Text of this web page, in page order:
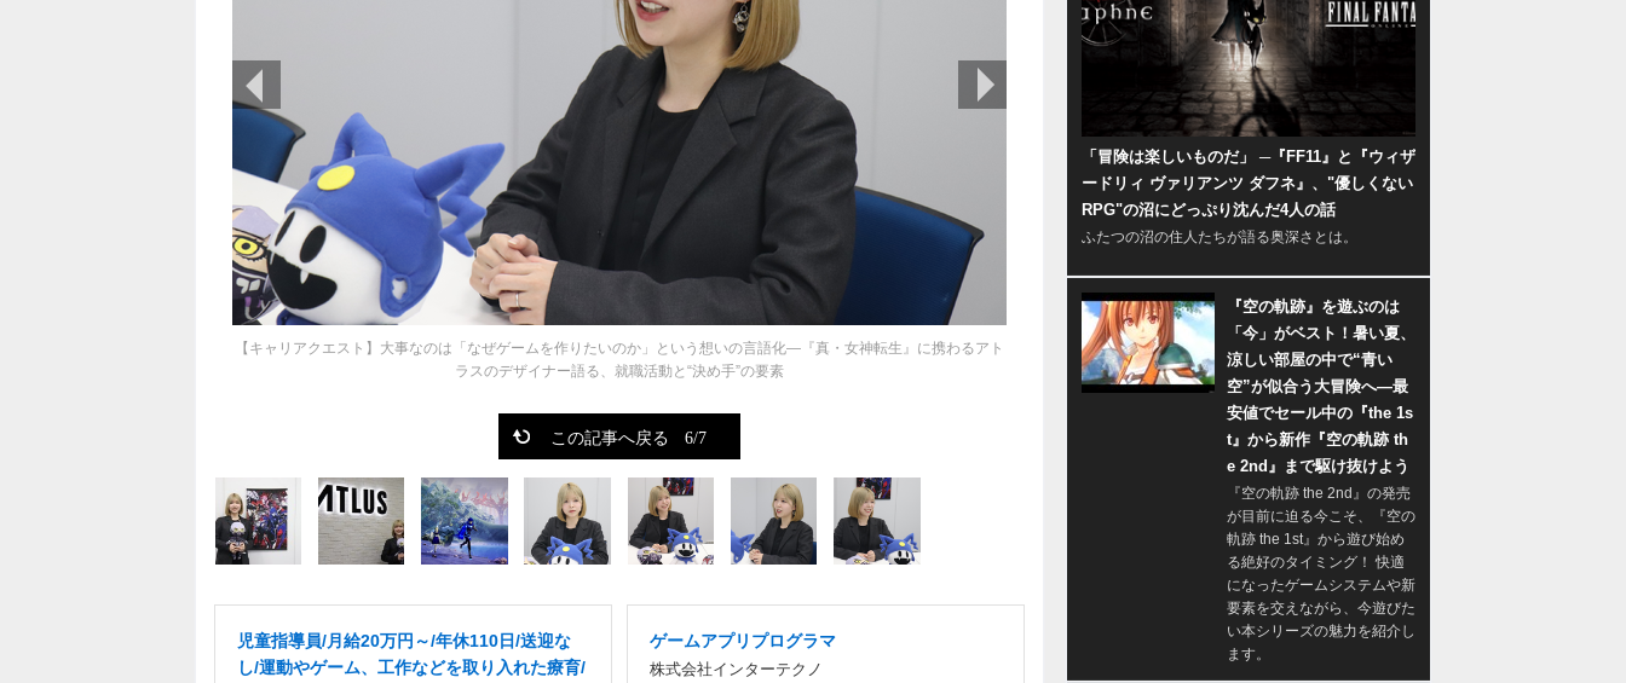
【キャリアクエスト】大事なのは「なぜゲームを作りたいのか」という想いの言語化―『真・女神転生』に携わるアト
ラスのデザイナー語る、就職活動と“決め手”の要素
この記事へ戻る 6/7
児童指導員/月給20万円～/年休110日/送迎な
し/運動やゲーム、工作などを取り入れた療育/
ゲームアプリプログラマ
株式会社インターテクノ
「冒険は楽しいものだ」 ─『FF11』と『ウィザ
ードリィ ヴァリアンツ ダフネ』、"優しくない
RPG"の沼にどっぷり沈んだ4人の話
ふたつの沼の住人たちが語る奥深さとは。
『空の軌跡』を遊ぶのは
「今」がベスト！暑い夏、
涼しい部屋の中で“青い
空”が似合う大冒険へ―最
安値でセール中の『the 1s
t』から新作『空の軌跡 th
e 2nd』まで駆け抜けよう
『空の軌跡 the 2nd』の発売
が目前に迫る今こそ、『空の
軌跡 the 1st』から遊び始め
る絶好のタイミング！ 快適
になったゲームシステムや新
要素を交えながら、今遊びた
い本シリーズの魅力を紹介し
ます。